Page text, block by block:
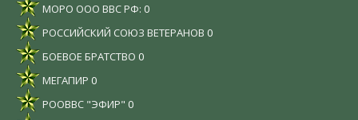
МОРО ООО ВВС РФ: 0
РОССИЙСКИЙ СОЮЗ ВЕТЕРАНОВ 0
БОЕВОЕ БРАТСТВО 0
МЕГАПИР 0
РООВВС "ЭФИР" 0